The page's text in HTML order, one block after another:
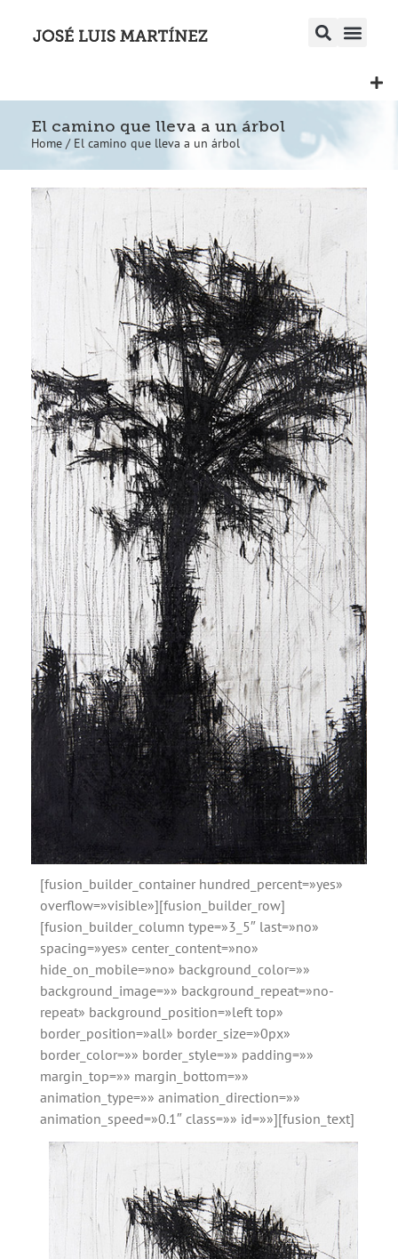
El camino que lleva a un árbol
Home / El camino que lleva a un árbol
[fusion_builder_container hundred_percent=»yes»
overflow=»visible»][fusion_builder_row]
[fusion_builder_column type=»3_5″ last=»no»
spacing=»yes» center_content=»no»
hide_on_mobile=»no» background_color=»»
background_image=»» background_repeat=»no-
repeat» background_position=»left top»
border_position=»all» border_size=»0px»
border_color=»» border_style=»» padding=»»
margin_top=»» margin_bottom=»»
animation_type=»» animation_direction=»»
animation_speed=»0.1″ class=»» id=»»][fusion_text]